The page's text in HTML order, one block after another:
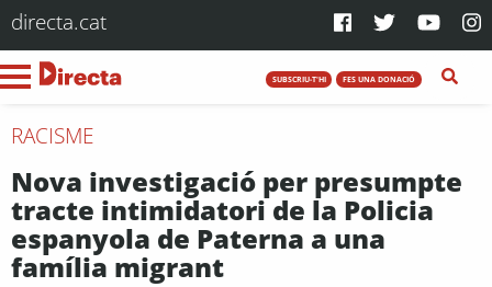
directa.cat
SUBSCRIU-T'HI FES UNA DONACIÓ
RACISME
Nova investigació per presumpte
tracte intimidatori de la Policia
espanyola de Paterna a una
família migrant